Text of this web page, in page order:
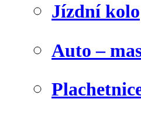
Jízdní kolo
Auto –